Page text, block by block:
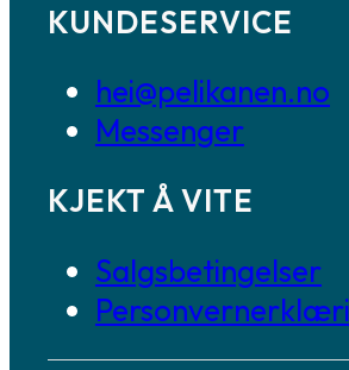
KUNDESERVICE
hei@pelikanen.no
Messenger
KJEKT Å VITE
Salgsbetingelser